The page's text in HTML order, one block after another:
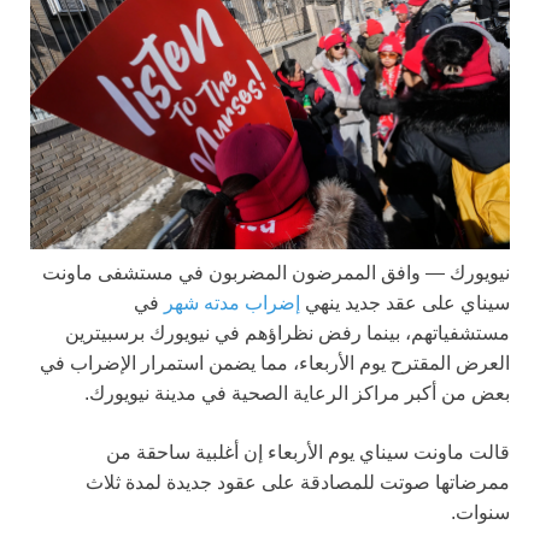
نيويورك — وافق الممرضون المضربون في مستشفى ماونت
سيناي على عقد جديد ينهي إضراب مدته شهر في
مستشفياتهم، بينما رفض نظراؤهم في نيويورك برسبيترين
العرض المقترح يوم الأربعاء، مما يضمن استمرار الإضراب في
بعض من أكبر مراكز الرعاية الصحية في مدينة نيويورك.
قالت ماونت سيناي يوم الأربعاء إن أغلبية ساحقة من
ممرضاتها صوتت للمصادقة على عقود جديدة لمدة ثلاث
سنوات.